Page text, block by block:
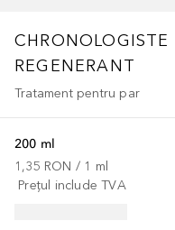
CHRONOLOGISTE
REGENERANT
Tratament pentru par
200 ml
1,35 RON / 1 ml
Prețul include TVA